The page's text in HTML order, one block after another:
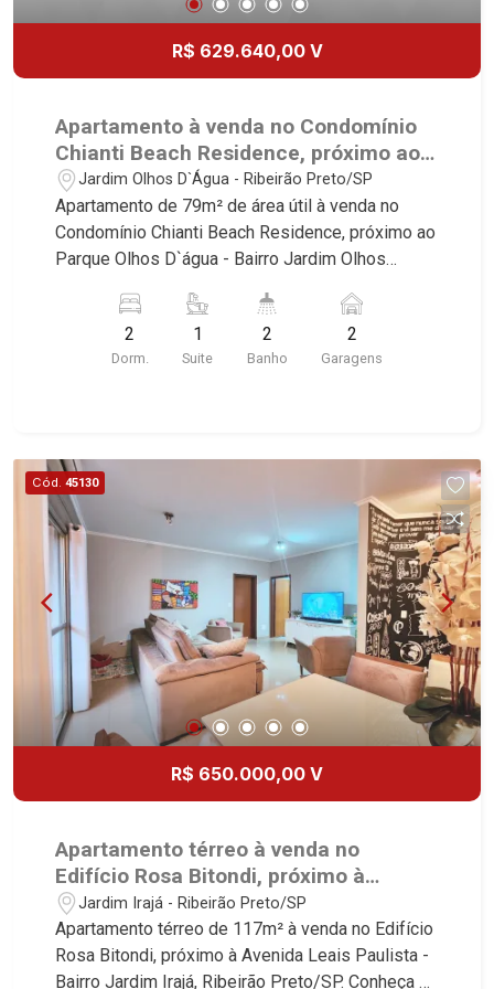
R$ 629.640,00 V
Apartamento à venda no Condomínio
Chianti Beach Residence, próximo ao
Parque Olhos D`água - Ribeirão
Preto/SP.
Jardim Olhos D`Água - Ribeirão Preto/SP
Apartamento de 79m² de área útil à venda no
Condomínio Chianti Beach Residence, próximo ao
Parque Olhos D`água - Bairro Jardim Olhos
características deste imóvel que a Martinelli
Imobiliária selecionou para você: - 79m² de área
útil - 2 dormitórios sendo 1 suíte - Banheiro
desde 2000. Especialistas em Venda, Locação e
Lançamentos! Avenida João Fiúsa, 1051 - Alto da
Boa Vista | Ribeirão Preto.
2
Dorm.
1
Suite
2
Banho
2
Garagens
Cód. 45130
R$ 650.000,00 V
Apartamento térreo à venda no
Edifício Rosa Bitondi, próximo à
Avenida Leais Paulista - Ribeirão
Preto/SP.
Jardim Irajá - Ribeirão Preto/SP
Apartamento térreo de 117m² à venda no Edifício
Rosa Bitondi, próximo à Avenida Leais Paulista -
Bairro Jardim Irajá, Ribeirão Preto/SP. Conheça as